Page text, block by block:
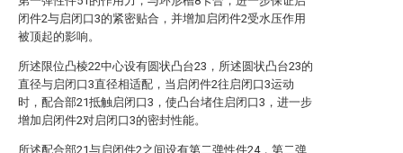
闭件2与启闭口3的紧密贴合，并增加启闭件2受水压作用
被顶起的影响。
所述限位凸棱22中心设有圆状凸台23，所述圆状凸台23的
直径与启闭口3直径相适配，当启闭件2往启闭口3运动
时，配合部21抵触启闭口3，使凸台堵住启闭口3，进一步
增加启闭件2对启闭口3的密封性能。
所述配合部21与启闭件2之间设有第二弹性件24，第二弹